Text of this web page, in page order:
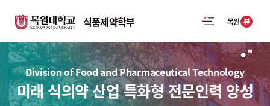
식품제약학부 목원 뷰
Division of Food and Pharmaceutical Technology
미래 식의약 산업 특화형 전문인력 양성​